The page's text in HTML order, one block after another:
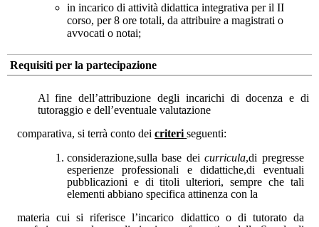
in incarico di attività didattica integrativa per il II
corso, per 8 ore totali, da attribuire a magistrati o
avvocati o notai;
Requisiti per la partecipazione
Al fine dell’attribuzione degli incarichi di docenza e di
tutoraggio e dell’eventuale valutazione
comparativa, si terrà conto deicriteri seguenti:
considerazione,sulla base deicurricula,di pregresse
esperienze professionali e didattiche,di eventuali
pubblicazioni e di titoli ulteriori, sempre che tali
elementi abbiano specifica attinenza con la
materia cui si riferisce l’incarico didattico o di tutorato da